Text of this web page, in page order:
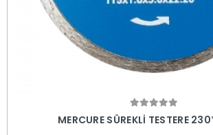
Sepete Ekle
MERCURE SÜREKLİ TESTERE